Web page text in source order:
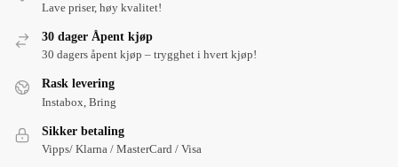
Lave priser, høy kvalitet!
30 dager Åpent kjøp
30 dagers åpent kjøp – trygghet i hvert kjøp!
Rask levering
Instabox, Bring
Sikker betaling
Vipps/ Klarna / MasterCard / Visa